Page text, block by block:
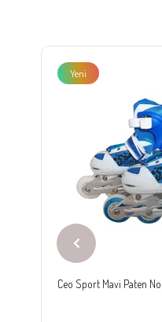
Ceo Sport Mavi Paten
Yeni